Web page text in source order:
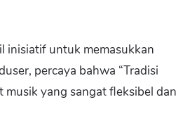
inisiatif untuk memasukkan
percaya bahwa “Tradisi
yang sangat fleksibel dan